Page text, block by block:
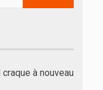
à nouveau